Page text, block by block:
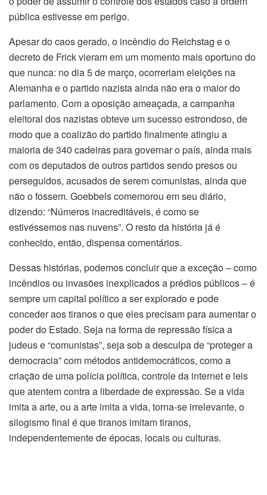
pública estivesse em perigo.
Apesar do caos gerado, o incêndio do Reichstag e o
decreto de Frick vieram em um momento mais oportuno do
que nunca: no dia 5 de março, ocorreriam eleições na
Alemanha e o partido nazista ainda não era o maior do
parlamento. Com a oposição ameaçada, a campanha
eleitoral dos nazistas obteve um sucesso estrondoso, de
modo que a coalizão do partido finalmente atingiu a
maioria de 340 cadeiras para governar o país, ainda mais
com os deputados de outros partidos sendo presos ou
perseguidos, acusados de serem comunistas, ainda que
não o fossem. Goebbels comemorou em seu diário,
dizendo: “Números inacreditáveis, é como se
estivéssemos nas nuvens”. O resto da história já é
conhecido, então, dispensa comentários.
Dessas histórias, podemos concluir que a exceção – como
incêndios ou invasões inexplicados a prédios públicos – é
sempre um capital político a ser explorado e pode
conceder aos tiranos o que eles precisam para aumentar o
poder do Estado. Seja na forma de repressão física a
judeus e “comunistas”, seja sob a desculpa de “proteger a
democracia” com métodos antidemocráticos, como a
criação de uma polícia política, controle da internet e leis
que atentem contra a liberdade de expressão. Se a vida
imita a arte, ou a arte imita a vida, torna-se irrelevante, o
silogismo final é que tiranos imitam tiranos,
independentemente de épocas, locais ou culturas.